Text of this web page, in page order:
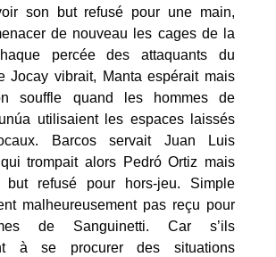
son but refusé pour une main,
de nouveau les cages de la
percée des attaquants du
Jocay vibrait, Manta espérait mais
souffle quand les hommes de
utilisaient les espaces laissés
Barcos servait Juan Luis
trompait alors Pedró Ortiz mais
but refusé pour hors-jeu. Simple
malheureusement pas reçu pour
de Sanguinetti. Car s’ils
à se procurer des situations